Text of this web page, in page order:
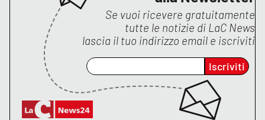
CALABRIAVISIONE
Destinazioni
Eventi
Se vuoi ricevere gratuitamente
tutte le notizie di LaC News
lascia il tuo indirizzo email e iscriviti
Iscriviti